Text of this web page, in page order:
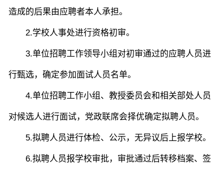
造成的后果由应聘者本人承担。
2.学校人事处进行资格初审。
3.单位招聘工作领导小组对初审通过的应聘人员进
行甄选，确定参加面试人员名单。
4.单位招聘工作小组、教授委员会和相关部处人员
对候选人进行面试，党政联席会择优确定拟聘人员。
5.拟聘人员进行体检、公示，无异议后上报学校。
6.拟聘人员报学校审批，审批通过后转移档案、签